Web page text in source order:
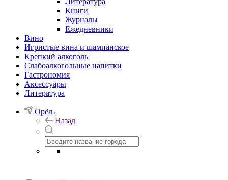
Книги
Журналы
Ежедневники
Вино
Игристые вина и шампанское
Крепкий алкоголь
Слабоалкогольные напитки
Гастрономия
Аксессуары
Литература
Орёл
Назад